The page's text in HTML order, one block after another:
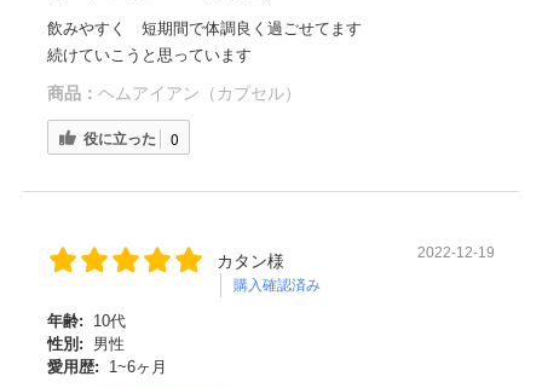
飲みやすく 短期間で体調良く過ごせてます
続けていこうと思っています
商品： ヘムアイアン（カプセル）
役に立った 0
カタン様
購入確認済み
2022-12-19
年齢:
10代
性別:
男性
愛用歴:
1~6ヶ月